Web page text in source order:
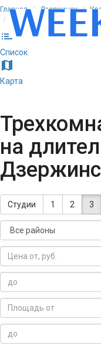
Главная Дзержинск
Трёхкомнатные
list
Список
map
Карта
на
Студии 1 2 3